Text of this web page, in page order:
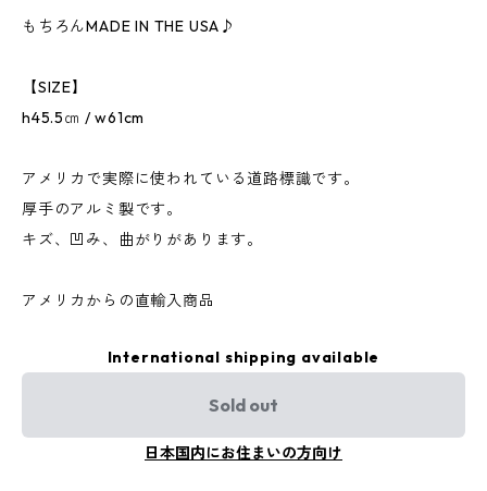
もちろんMADE IN THE USA♪
【SIZE】
h45.5㎝ / w61cm
アメリカで実際に使われている道路標識です。
厚手のアルミ製です。
キズ、凹み、曲がりがあります。
アメリカからの直輸入商品
International shipping available
Sold out
日本国内にお住まいの方向け